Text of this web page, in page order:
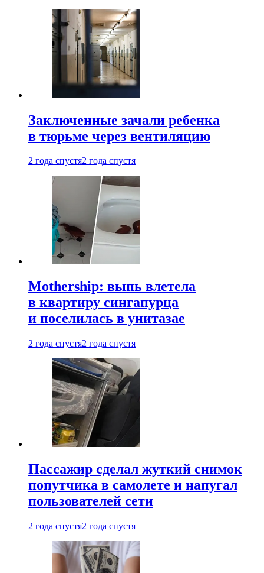
Заключенные зачали ребенка
в тюрьме через вентиляцию
2 года спустя2 года спустя
Mothership: выпь влетела
в квартиру сингапурца
и поселилась в унитазае
2 года спустя2 года спустя
Пассажир сделал жуткий снимок
попутчика в самолете и напугал
пользователей сети
2 года спустя2 года спустя